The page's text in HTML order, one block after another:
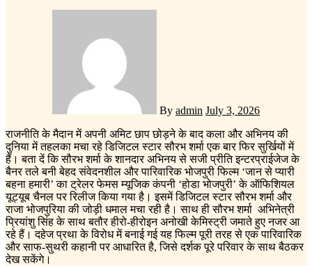
By admin July 3, 2026
राजनीति के मैदान में अपनी अमिट छाप छोड़ने के बाद कला और अभिनय की
दुनिया में तहलका मचा रहे डिजिटल स्टार सौरभ शर्मा एक बार फिर सुर्खियों में
हैं। बता दें कि सौरभ शर्मा के शानदार अभिनय से सजी प्रीति इन्टरप्राईजेज के
बैनर तले बनी बेहद संवेदनशील और पारिवारिक भोजपुरी फिल्म ‘जान से प्यारी
बहना हमारी’ का ट्रेलर फेमस म्यूजिक कंपनी ‘होडा भोजपुरी’ के ऑफिशियल
यूट्यूब चैनल पर रिलीज किया गया है। इसमें डिजिटल स्टार सौरभ शर्मा और
राजा भोजपुरिया की जोड़ी धमाल मचा रही है। साथ ही सौरभ शर्मा अभिनेत्री
प्रियांशु सिंह के साथ बतौर हीरो-हीरोइन अनोखी केमिस्ट्री जमाते हुए नजर आ
रहे हैं। दहेज प्रथा के विरोध में बनाई गई यह फिल्म पूरी तरह से एक पारिवारिक
और साफ-सुथरी कहानी पर आधारित है, जिसे दर्शक पूरे परिवार के साथ बैठकर
देख सकेंगे।